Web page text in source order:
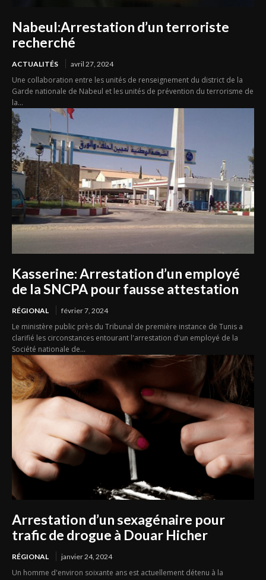
Nabeul:Arrestation d’un terroriste
recherché
ACTUALITÉS avril 27, 2024
Une collaboration entre les unités de renseignement du district de la
Garde nationale de Nabeul et les unités de prévention du terrorisme de
la...
Kasserine: Arrestation d’un employé
de la SNCPA pour fausse attestation
RÉGIONAL février 7, 2024
Le ministère public près du Tribunal de première instance de Tunis a
clarifié les circonstances entourant l'arrestation d'un employé de la
Société nationale de...
Arrestation d’un sexagénaire pour
trafic de drogue à Douar Hicher
RÉGIONAL janvier 24, 2024
Un homme d'environ soixante ans est actuellement détenu à la